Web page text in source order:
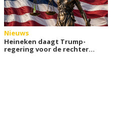
Nieuws
Heineken daagt Trump-
regering voor de rechter